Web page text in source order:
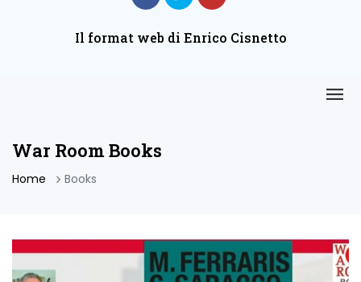
Il format web di Enrico Cisnetto
War Room Books
Home Books